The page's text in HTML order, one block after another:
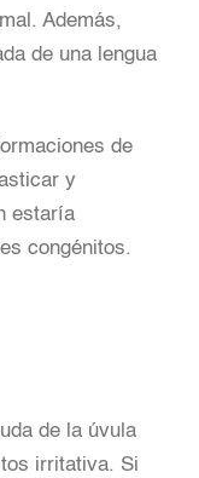
Además,
de una lengua
de
y
estaría
congénitos.
de la úvula
irritativa. Si